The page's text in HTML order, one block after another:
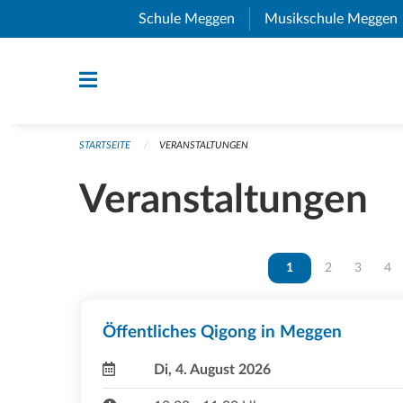
Navigation überspringen
Schule Meggen (External Link)
Musikschule Meggen
STARTSEITE VERANSTALTUNGEN
Veranstaltungen
Vous êtes sur la page
1 Vous êtes sur
2 Vous
3 4
Öffentliches Qigong in Meggen
Di, 4. August 2026